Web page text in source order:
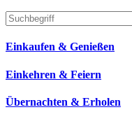
Technisches Feld: Suchfeld
Technisches Feld: Suchbutton
Einkaufen & Genießen
Einkehren & Feiern
Übernachten & Erholen